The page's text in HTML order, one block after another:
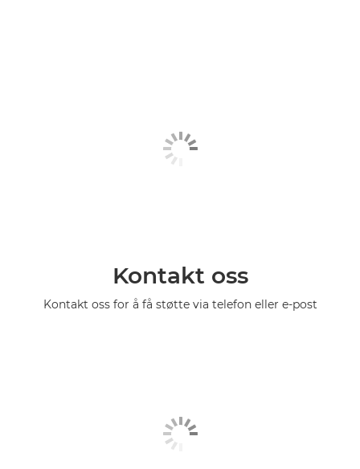
Kontakt oss
Kontakt oss for å få støtte via telefon eller e-post